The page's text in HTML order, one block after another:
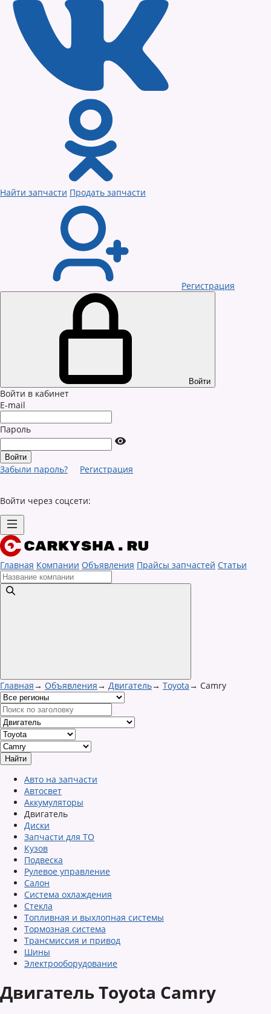
Найти запчасти Продать запчасти
Регистрация
Войти
Войти в кабинет
E-mail
Пароль
Забыли пароль? Регистрация
Войти через соцсети:
Главная Компании Объявления Прайсы запчастей Статьи
Главная→ Объявления→ Двигатель→ Toyota→ Camry
Авто на запчасти
Автосвет
Аккумуляторы
Двигатель
Диски
Запчасти для ТО
Кузов
Подвеска
Рулевое управление
Салон
Система охлаждения
Стекла
Топливная и выхлопная системы
Тормозная система
Трансмиссия и привод
Шины
Электрооборудование
Двигатель Toyota Camry